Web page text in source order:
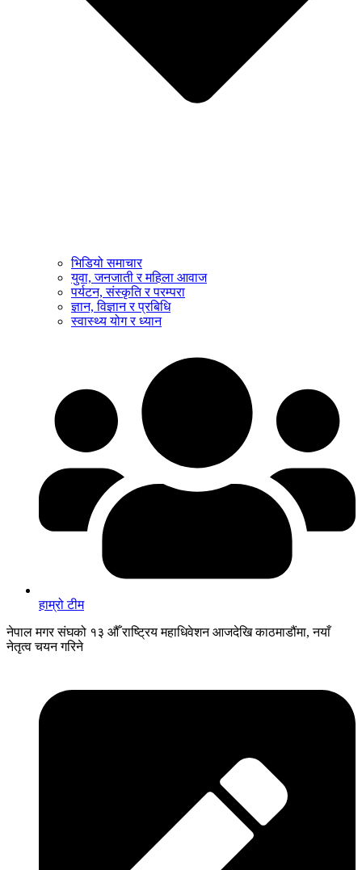
भिडियो समाचार
युवा, जनजाती र महिला आवाज
पर्यटन, संस्कृति र परम्परा
ज्ञान, विज्ञान र प्रबिधि
स्वास्थ्य योग र ध्यान
हाम्रो टीम
नेपाल मगर संघको १३ औँ राष्ट्रिय महाधिवेशन आजदेखि काठमाडौंमा, नयाँ
नेतृत्व चयन गरिने